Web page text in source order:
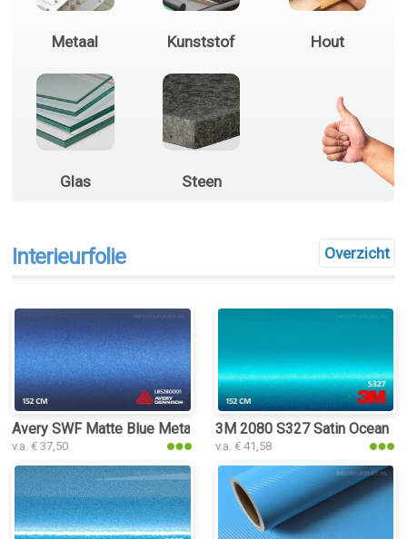
Metaal Kunststof Hout
Glas Steen
Overzicht
Interieurfolie
Avery SWF Matte Blue Metallic interieurfolie
v.a. € 37,50
3M 2080 S327 Satin Ocean
v.a. € 41,58